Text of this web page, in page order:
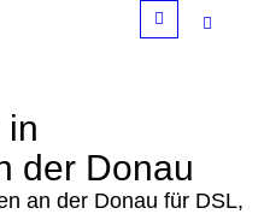
Menu
in
der Donau
an der Donau für DSL,